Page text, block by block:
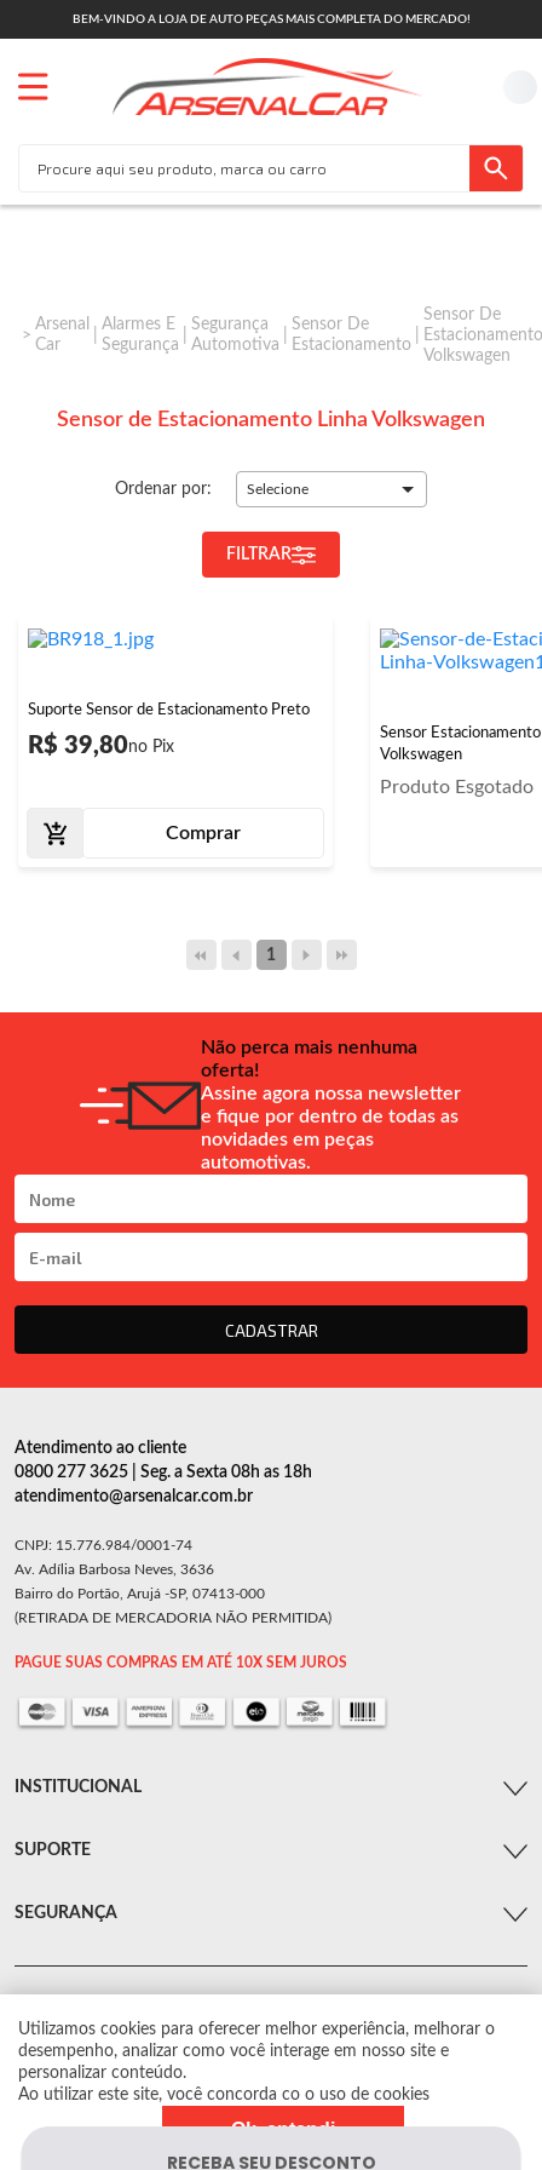
BEM-VINDO A LOJA DE AUTO PEÇAS MAIS COMPLETA DO MERCADO!
Arsenal
Car
Alarmes E
Segurança
Segurança
Automotiva
Sensor De
Estacionamento
Sensor De
Estacionamento
Volkswagen
Sensor de Estacionamento Linha Volkswagen
Ordenar por: Selecione
FILTRAR
Suporte Sensor de Estacionamento Preto
R$ 39,80
Comprar
Sensor
Volkswagen
Produto Esgotado
1
Não perca mais nenhuma
oferta!
Assine agora nossa newsletter
e fique por dentro de todas as
novidades em peças
automotivas.
CADASTRAR
Utilizamos cookies para oferecer melhor experiência, melhorar o
desempenho, analizar como você interage em nosso site e
personalizar conteúdo.
Ao utilizar este site, você concorda co o uso de cookies
Ok, entendi
Atendimento ao cliente
0800 277 3625 | Seg. a Sexta 08h as 18h
atendimento@arsenalcar.com.br
CNPJ: 15.776.984/0001-74
Av. Adília Barbosa Neves, 3636
Bairro do Portão, Arujá -SP, 07413-000
(RETIRADA DE MERCADORIA NÃO PERMITIDA)
PAGUE SUAS COMPRAS EM ATÉ 10X SEM JUROS
INSTITUCIONAL
SUPORTE
SEGURANÇA
© Arsenal Car. Todos os direitos reservados.
Proibida reprodução total ou parcial. Preços e estoque sujeito a alterações sem
aviso prévio.